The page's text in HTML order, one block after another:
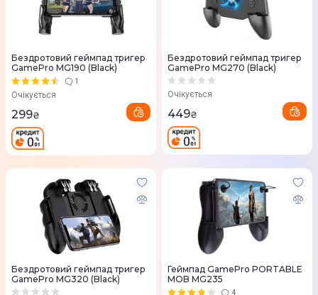
Бездротовий геймпад тригер
GamePro MG190 (Black)
1
Очікується
299₴
Бездротовий геймпад тригер
GamePro MG270 (Black)
Очікується
449₴
Бездротовий геймпад тригер
GamePro MG320 (Black)
Геймпад GamePro PORTABLE
MOB MG235
4